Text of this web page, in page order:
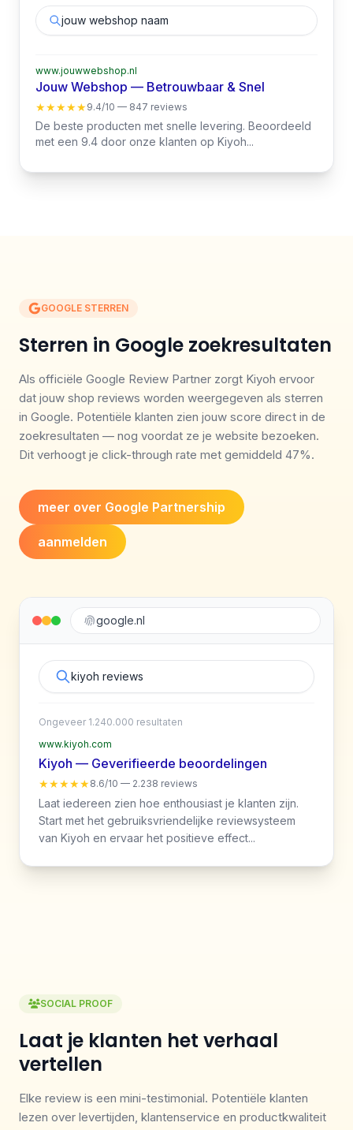
jouw webshop naam
www.jouwwebshop.nl
Jouw Webshop — Betrouwbaar & Snel
★★★★★9.4/10 — 847 reviews
De beste producten met snelle levering. Beoordeeld
met een 9.4 door onze klanten op Kiyoh...
GOOGLE STERREN
Sterren in Google zoekresultaten
Als officiële Google Review Partner zorgt Kiyoh ervoor
dat jouw shop reviews worden weergegeven als sterren
in Google. Potentiële klanten zien jouw score direct in de
zoekresultaten — nog voordat ze je website bezoeken.
Dit verhoogt je click-through rate met gemiddeld 47%.
meer over Google Partnership
aanmelden
google.nl
kiyoh reviews
Ongeveer 1.240.000 resultaten
www.kiyoh.com
Kiyoh — Geverifieerde beoordelingen
★★★★★8.6/10 — 2.238 reviews
Laat iedereen zien hoe enthousiast je klanten zijn.
Start met het gebruiksvriendelijke reviewsysteem
van Kiyoh en ervaar het positieve effect...
SOCIAL PROOF
Laat je klanten het verhaal
vertellen
Elke review is een mini-testimonial. Potentiële klanten
lezen over levertijden, klantenservice en productkwaliteit